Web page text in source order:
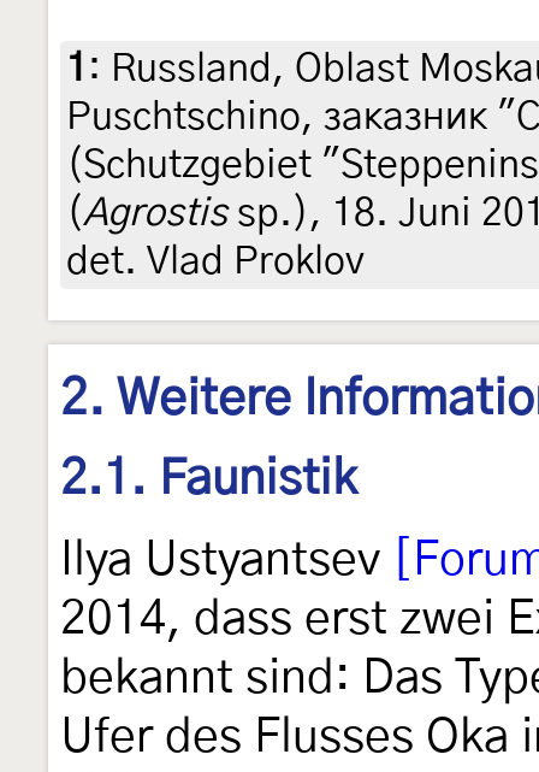
1 : Russland, Oblast
Puschtschino, заказник
(Schutzgebiet
(Agrostissp.), 18. Juni
det. Vlad Proklov
2. Weitere
2.1. Faunistik
Ilya Ustyantsev
2014, dass erst zwei
bekannt sind: Das
Ufer des Flusses